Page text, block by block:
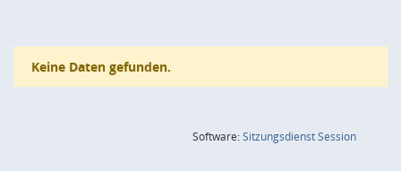
Keine Daten gefunden.
Software:SitzungsdienstSession(Wird in